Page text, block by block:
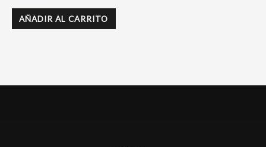
AÑADIR AL CARRITO